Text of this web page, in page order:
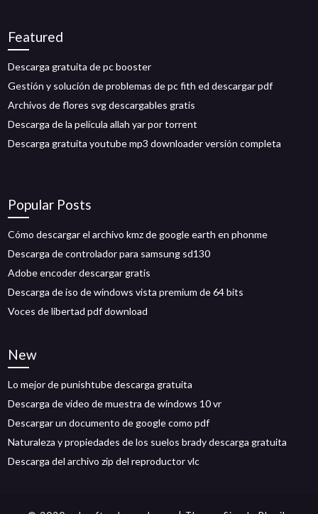
Featured
Descarga gratuita de pc booster
Gestión y solución de problemas de pc fith ed descargar pdf
Archivos de flores svg descargables gratis
Descarga de la película allah yar por torrent
Descarga gratuita youtube mp3 downloader versión completa
Popular Posts
Cómo descargar el archivo kmz de google earth en phonme
Descarga de controlador para samsung sd130
Adobe encoder descargar gratis
Descarga de iso de windows vista premium de 64 bits
Voces de libertad pdf download
New
Lo mejor de punishtube descarga gratuita
Descarga de video de muestra de windows 10 vr
Descargar un documento de google como pdf
Naturaleza y propiedades de los suelos brady descarga gratuita
Descarga del archivo zip del reproductor vlc